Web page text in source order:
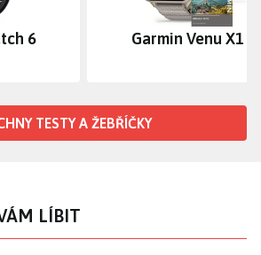
6 Garmin Venu X1
TESTY A ŽEBŘÍČKY
LÍBIT